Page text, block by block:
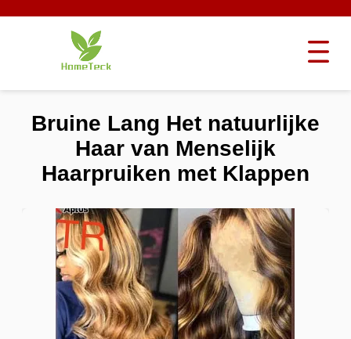
Bruine Lang Het natuurlijke
Haar van Menselijk
Haarpruiken met Klappen